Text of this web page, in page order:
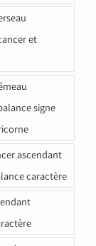
et
signe
ascendant
caractère